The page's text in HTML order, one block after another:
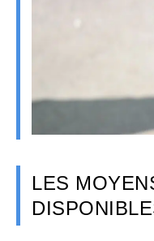
LES